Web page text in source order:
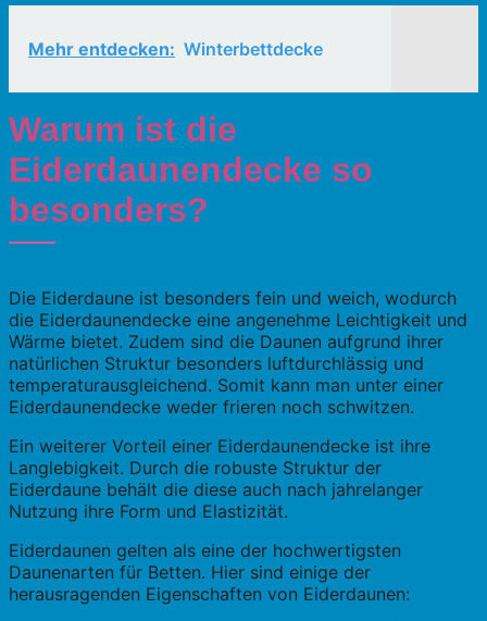
Mehr entdecken: Winterbettdecke
Warum ist die
Eiderdaunendecke so
besonders?
Die Eiderdaune ist besonders fein und weich, wodurch
die Eiderdaunendecke eine angenehme Leichtigkeit und
Wärme bietet. Zudem sind die Daunen aufgrund ihrer
natürlichen Struktur besonders luftdurchlässig und
temperaturausgleichend. Somit kann man unter einer
Eiderdaunendecke weder frieren noch schwitzen.
Ein weiterer Vorteil einer Eiderdaunendecke ist ihre
Langlebigkeit. Durch die robuste Struktur der
Eiderdaune behält die diese auch nach jahrelanger
Nutzung ihre Form und Elastizität.
Eiderdaunen gelten als eine der hochwertigsten
Daunenarten für Betten. Hier sind einige der
herausragenden Eigenschaften von Eiderdaunen: